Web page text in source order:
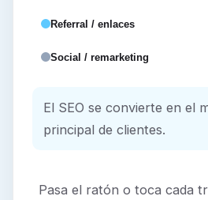
Referral / enlaces
Social / remarketing
El SEO se convierte en el
principal de clientes.
Pasa el ratón o toca cada